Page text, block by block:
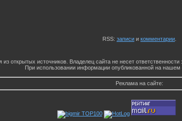
RSS: записи и комментарии
открытых источников. Владелец сайта не несет
При использовании информации опубликованной на нашем
Реклама на сайте: